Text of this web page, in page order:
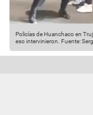
Policías de Huanchaco en
eso intervinieron. Fuente: